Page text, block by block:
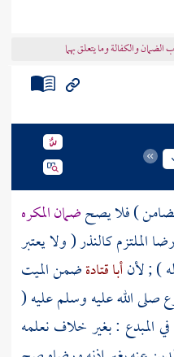
الضمان والكفالة وما يتعلق بهما
) فلا يصحضمان المكره
الملتزم كالنذر ( ولا يعتبر
) ; لأنأبا قتادةضمن الميت
صلى الله عليه وسلم عليه (
المبدع : بغير خلاف نعلمه